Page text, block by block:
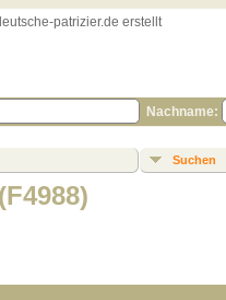
patrizier.de erstellt
Nachname:
Suchen